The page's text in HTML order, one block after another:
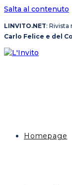
Salta al contenuto
LINVITO.NET: Rivista
Carlo Felice e del
Homepage